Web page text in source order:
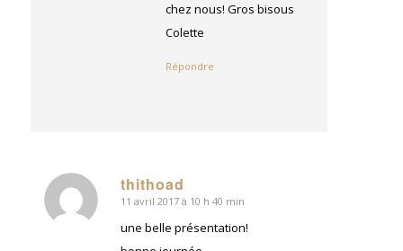
chez nous! Gros bisous
Colette
Répondre
thithoad
dit
11 avril 2017 à 10 h 40 min
une belle présentation!